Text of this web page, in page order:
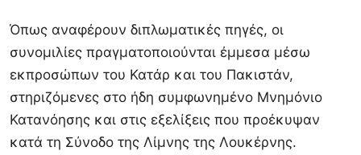
Όπως αναφέρουν διπλωματικές πηγές, οι
συνομιλίες πραγματοποιούνται έμμεσα μέσω
εκπροσώπων του Κατάρ και του Πακιστάν,
στηριζόμενες στο ήδη συμφωνημένο Μνημόνιο
Κατανόησης και στις εξελίξεις που προέκυψαν
κατά τη Σύνοδο της Λίμνης της Λουκέρνης.